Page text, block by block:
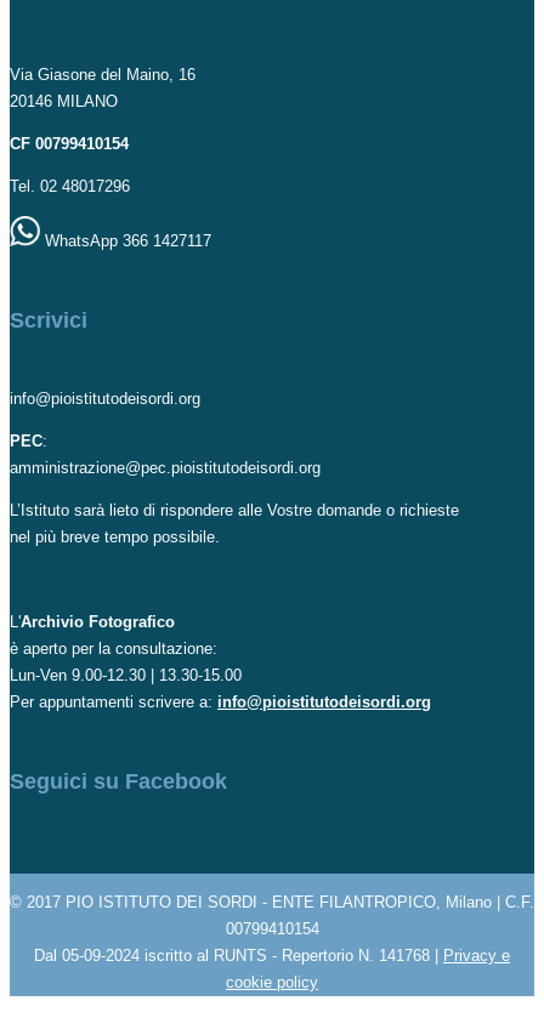
Via Giasone del Maino, 16
20146 MILANO
CF 00799410154
Tel. 02 48017296
WhatsApp 366 1427117
Scrivici
info@pioistitutodeisordi.org
PEC:
amministrazione@pec.pioistitutodeisordi.org
L’Istituto sarà lieto di rispondere alle Vostre domande o richieste
nel più breve tempo possibile.
L'Archivio Fotografico
è aperto per la consultazione:
Lun-Ven 9.00-12.30 | 13.30-15.00
Per appuntamenti scrivere a: info@pioistitutodeisordi.org
Seguici su Facebook
© 2017 PIO ISTITUTO DEI SORDI - ENTE FILANTROPICO, Milano | C.F.
00799410154
Dal 05-09-2024 iscritto al RUNTS - Repertorio N. 141768 | Privacy e
cookie policy